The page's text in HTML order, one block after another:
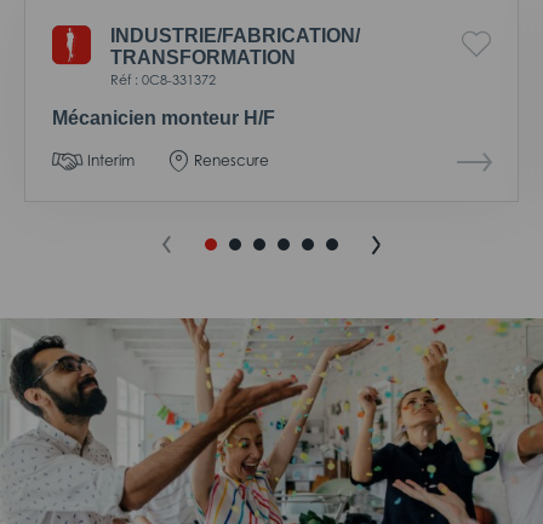
INDUSTRIE/FABRICATION/
TRANSFORMATION
Réf : 0C8-331372
Mécanicien monteur H/F
Interim Renescure